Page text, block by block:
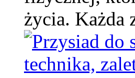
życia.